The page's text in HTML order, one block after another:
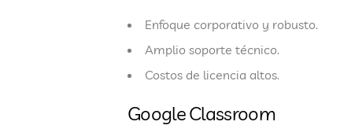
Enfoque corporativo y robusto.
Amplio soporte técnico.
Costos de licencia altos.
Google Classroom